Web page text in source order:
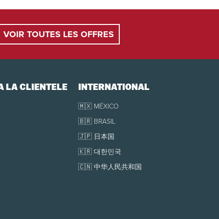
réservée.
la réservation.
VOIR TOUTES LES OFFRES
LA CLIENTÈLE INTERNATIONAL
🇲🇽 MÉXICO
🇧🇷 BRASIL
🇯🇵 日本国
🇰🇷 대한민국
🇨🇳 中华人民共和国